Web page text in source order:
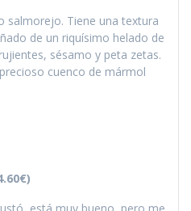
salmorejo. Tiene una textura
de un riquísimo helado de
sésamo y peta zetas.
cuenco de mármol